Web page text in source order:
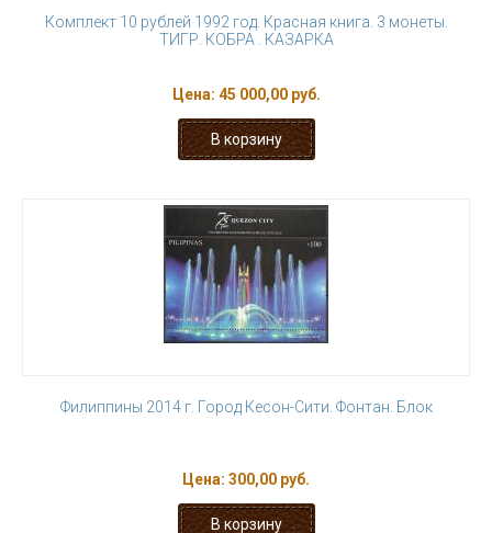
Комплект 10 рублей 1992 год. Красная книга. 3 монеты.
ТИГР. КОБРА . КАЗАРКА
Цена: 45 000,00 руб.
Филиппины 2014 г. Город Кесон-Сити. Фонтан. Блок
Цена: 300,00 руб.